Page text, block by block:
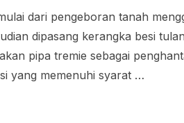
dari pengeboran tanah
dipasang kerangka besi
pipa tremie sebagai
yang memenuhi syarat …